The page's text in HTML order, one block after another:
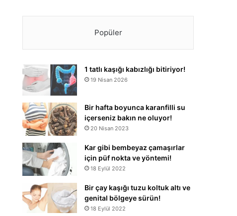
Popüler
1 tatlı kaşığı kabızlığı bitiriyor!
19 Nisan 2026
Bir hafta boyunca karanfilli su
içerseniz bakın ne oluyor!
20 Nisan 2023
Kar gibi bembeyaz çamaşırlar
için püf nokta ve yöntemi!
18 Eylül 2022
Bir çay kaşığı tuzu koltuk altı ve
genital bölgeye sürün!
18 Eylül 2022